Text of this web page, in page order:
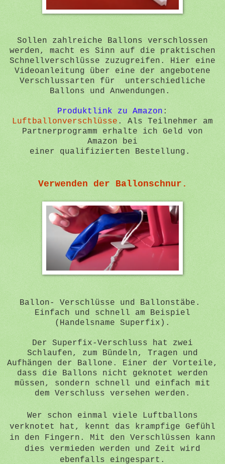
Sollen zahlreiche Ballons verschlossen
werden, macht es Sinn auf die praktischen
Schnellverschlüsse zuzugreifen. Hier eine
Videoanleitung über eine der angebotene
Verschlussarten für unterschiedliche
Ballons und Anwendungen.
Produktlink zu Amazon :
Luftballonverschlüsse . Als Teilnehmer am
Partnerprogramm erhalte ich Geld von
Amazon bei
einer qualifizierten Bestellung.
Verwenden der Ballonschnur.
Ballon- Verschlüsse und Ballonstäbe.
Einfach und schnell am Beispiel
(Handelsname Superfix).
Der Superfix-Verschluss hat zwei
Schlaufen, zum Bündeln, Tragen und
Aufhängen der Ballone. Einer der Vorteile,
dass die Ballons nicht geknotet werden
müssen, sondern schnell und einfach mit
dem Verschluss versehen werden.
Wer schon einmal viele Luftballons
verknotet hat, kennt das krampfige Gefühl
in den Fingern. Mit den Verschlüssen kann
dies vermieden werden und Zeit wird
ebenfalls eingespart.